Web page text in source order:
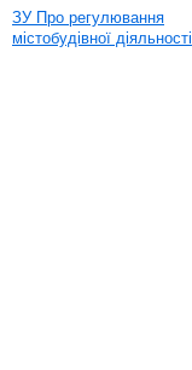
ЗУ Про регулювання
містобудівної діяльності